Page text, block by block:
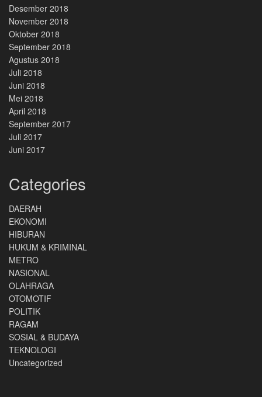
Desember 2018
November 2018
Oktober 2018
September 2018
Agustus 2018
Juli 2018
Juni 2018
Mei 2018
April 2018
September 2017
Juli 2017
Juni 2017
Categories
DAERAH
EKONOMI
HIBURAN
HUKUM & KRIMINAL
METRO
NASIONAL
OLAHRAGA
OTOMOTIF
POLITIK
RAGAM
SOSIAL & BUDAYA
TEKNOLOGI
Uncategorized